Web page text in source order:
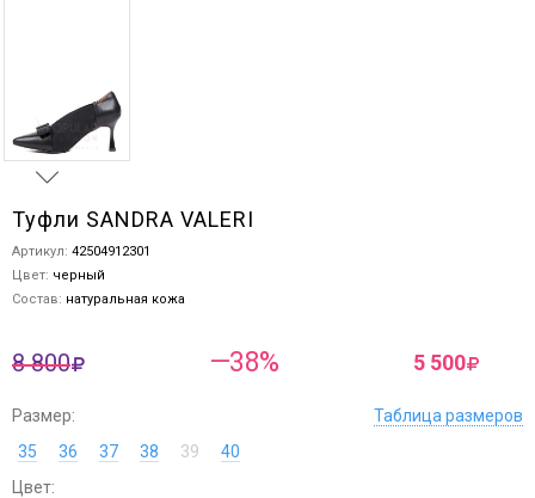
Туфли SANDRA VALERI
Артикул: 42504912301
Цвет: черный
Состав: натуральная кожа
8 800 —38% 5 500
Размер:
Таблица размеров
35
36 37 38 39
40
Цвет: